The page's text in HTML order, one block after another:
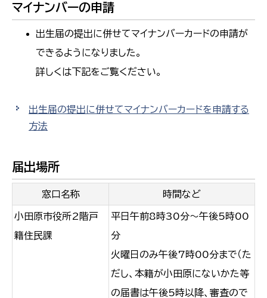
マイナンバーの申請
出生届の提出に併せてマイナンバーカードの申請が
できるようになりました。
詳しくは下記をご覧ください。
出生届の提出に併せてマイナンバーカードを申請する
方法
届出場所
窓口名称 時間など
小田原市役所2階戸
籍住民課
平日午前8時30分～午後5時00
分
火曜日のみ午後7時00分まで（た
だし、本籍が小田原にないかた等
の届書は午後5時以降、審査ので